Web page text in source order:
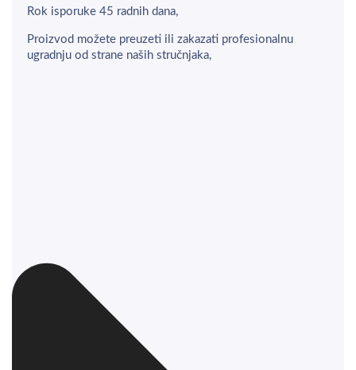
Rok isporuke 45 radnih dana,
Proizvod možete preuzeti ili zakazati profesionalnu
ugradnju od strane naših stručnjaka,